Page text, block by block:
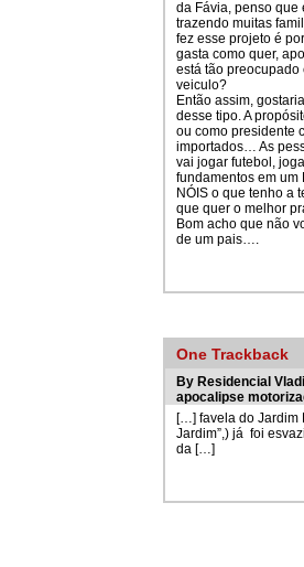
da Fávia, penso que
trazendo muitas
fez esse projeto é
gasta como quer,
está tão
veiculo?
Então assim,
desse tipo. A
ou como presidente
importados… As
vai jogar futebol,
fundamentos em
NÓIS o que tenho a
que quer o melhor
Bom acho que não
de um pais….
One Trackback
By Residencial
apocalipse
[…] favela do Jardim
Jardim”,) já foi
da […]